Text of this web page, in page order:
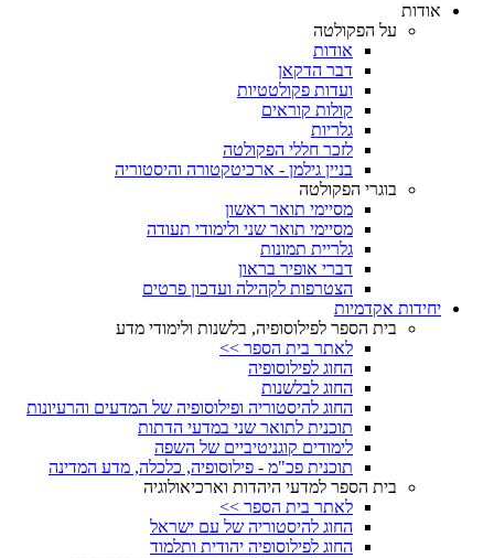
אודות
על הפקולטה
אודות
דבר הדקאן
ועדות פקולטטיות
קולות קוראים
גלריות
לזכר חללי הפקולטה
בניין גילמן - ארכיטקטורה והיסטוריה
בוגרי הפקולטה
מסיימי תואר ראשון
מסיימי תואר שני ולימודי תעודה
גלריית תמונות
דברי אופיר בראון
הצטרפות לקהילה ועדכון פרטים
יחידות אקדמיות
בית הספר לפילוסופיה, בלשנות ולימודי מדע
לאתר בית הספר >>
החוג לפילוסופיה
החוג לבלשנות
החוג להיסטוריה ופילוסופיה של המדעים והרעיונות
תוכנית לתואר שני במדעי הדתות
לימודים קוגניטיביים של השפה
תוכנית פכ"מ - פילוסופיה, כלכלה, מדע המדינה
בית הספר למדעי היהדות וארכיאולוגיה
לאתר בית הספר >>
החוג להיסטוריה של עם ישראל
החוג לפילוסופיה יהודית ותלמוד